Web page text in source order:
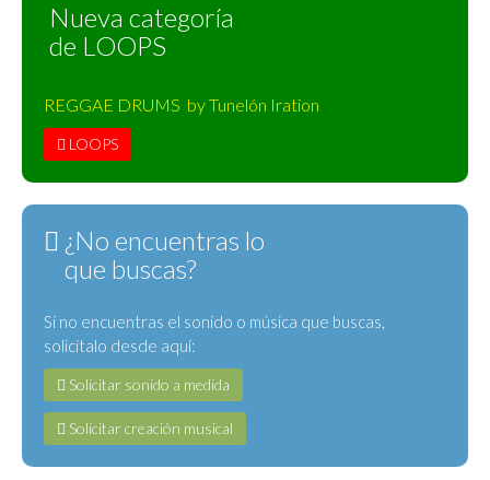
Nueva categoría
de LOOPS
REGGAE DRUMS by Tunelón Iration
LOOPS
¿No encuentras lo
que buscas?
Si no encuentras el sonido o música que buscas,
solicítalo desde aquí:
Solicitar sonido a medida
Solicitar creación musical